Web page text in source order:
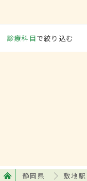
診療科目で絞り込む
静岡県 敷地駅